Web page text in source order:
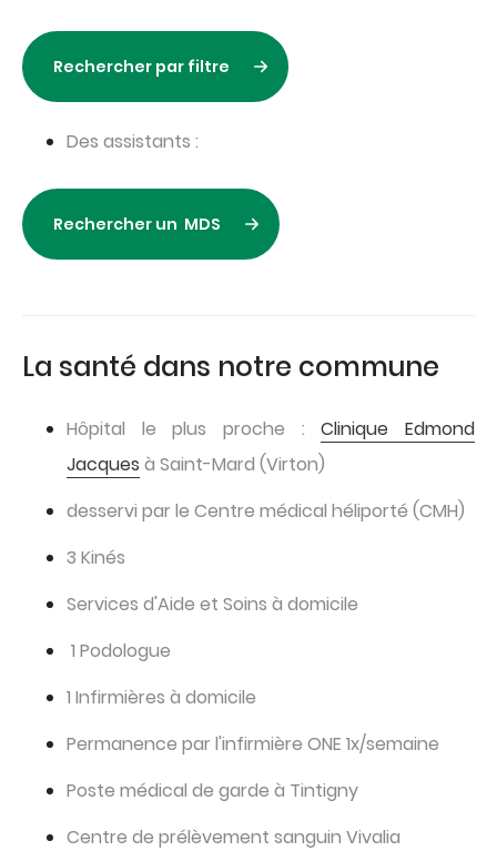
Rechercher par filtre
Des assistants :
Rechercher un MDS
La santé dans notre commune
Hôpital le plus proche :Clinique Edmond
Jacques à Saint-Mard (Virton)
desservi par le Centre médical héliporté (CMH)
3 Kinés
Services d'Aide et Soins à domicile
1 Podologue
1 Infirmières à domicile
Permanence par l'infirmière ONE 1x/semaine
Poste médical de garde à Tintigny
Centre de prélèvement sanguin Vivalia